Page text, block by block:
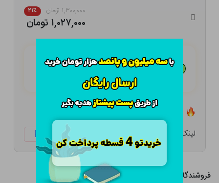
۱,۳۰۰,۰۰۰ تومان ۲۱٪
۱,۰۲۷,۰۰۰ تومان
هـر قسط با تــرب‌پــی:۲۵۶,۷۵۰
تومان
لینک کوتاه: ketabtala.com/sbp-38295
فروشندگان این کالا